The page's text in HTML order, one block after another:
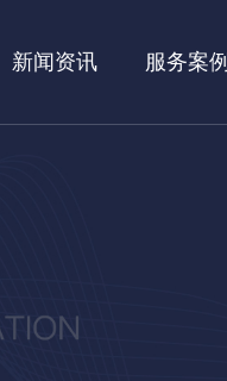
新闻资讯 服务案例